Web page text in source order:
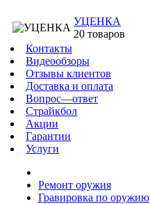
УЦЕНКА
20 товаров
Контакты
Видеообзоры
Отзывы клиентов
Доставка и оплата
Вопрос—ответ
Страйкбол
Акции
Гарантии
Услуги
Ремонт оружия
Гравировка по оружию